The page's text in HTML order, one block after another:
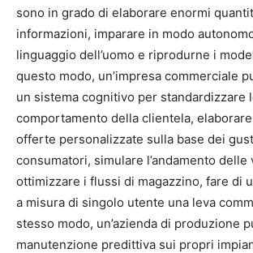
sono in grado di elaborare enormi
informazioni, imparare in modo
linguaggio dell’uomo e riprodurne i
questo modo, un’impresa commerciale
un sistema cognitivo per standardizzare
comportamento della clientela,
offerte personalizzate sulla base dei
consumatori, simulare l’andamento
ottimizzare i flussi di magazzino, fare di
a misura di singolo utente una leva
stesso modo, un’azienda di produzione
manutenzione predittiva sui propri